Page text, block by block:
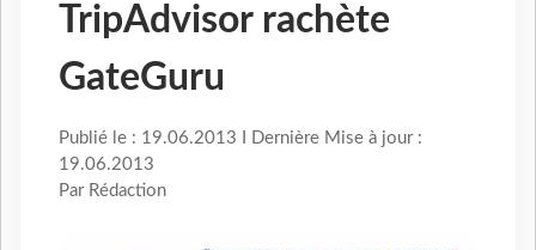
TripAdvisor rachète
GateGuru
Publié le : 19.06.2013 I Dernière Mise à jour :
19.06.2013
Par Rédaction